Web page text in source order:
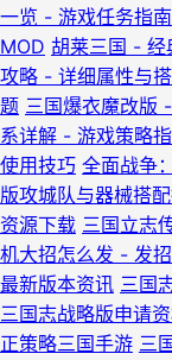
一览 - 游戏任务指南
MOD 胡莱三国 - 经
攻略 - 详细属性与
题 三国爆衣魔改版
系详解 - 游戏策略
使用技巧 全面战争
版攻城队与器械搭
资源下载 三国立志
机大招怎么发 - 发
最新版本资讯 三国
三国志战略版申请
正策略三国手游 三